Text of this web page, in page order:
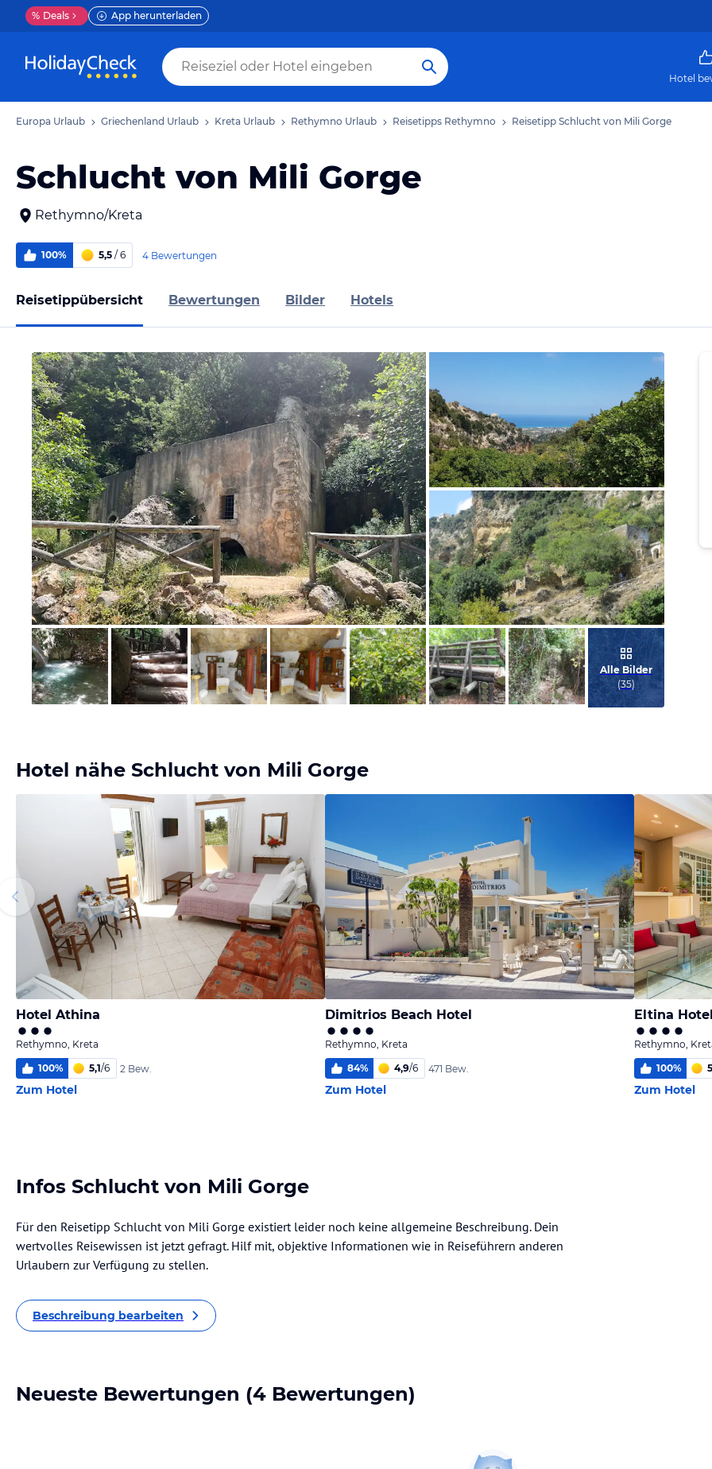
% Deals App herunterladen
Hotel
Europa Urlaub Griechenland Urlaub Kreta Urlaub Rethymno Urlaub Reisetipps Rethymno Reisetipp Schlucht von Mili Gorge
Schlucht von Mili Gorge
Rethymno/Kreta
100% 5,5 / 6 4 Bewertungen
Reisetippübersicht Bewertungen Bilder Hotels
Bild melden
von Sabine
Bild melden
von Gabi
Bild melden
von Gabi
Alle Bilder
(35)
Hotel nähe Schlucht von Mili Gorge
Hotel Athina
Rethymno, Kreta
100% 5,1/6 2 Bew.
Zum Hotel
Dimitrios Beach Hotel
Rethymno, Kreta
84% 4,9/6 471 Bew.
Zum Hotel
Eltina Hotel
Rethymno,
100%
Zum Hotel
Infos Schlucht von Mili Gorge
Für den Reisetipp Schlucht von Mili Gorge existiert leider noch keine allgemeine Beschreibung. Dein
wertvolles Reisewissen ist jetzt gefragt. Hilf mit, objektive Informationen wie in Reiseführern anderen
Urlaubern zur Verfügung zu stellen.
Beschreibung bearbeiten
Neueste Bewertungen (4 Bewertungen)